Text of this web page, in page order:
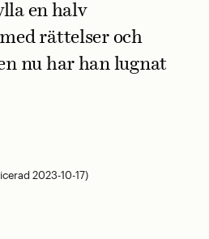
en halv
rättelser och
nu har han lugnat
2023-10-17)